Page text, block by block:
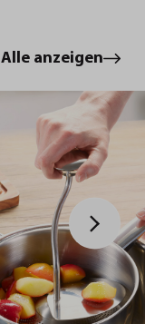
Alle anzeigen